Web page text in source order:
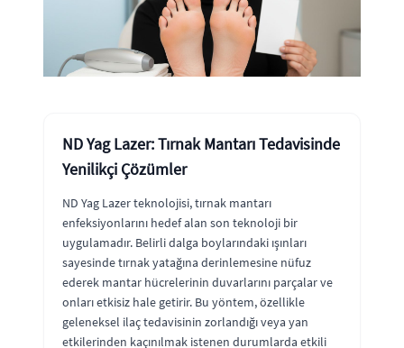
ND Yag Lazer: Tırnak Mantarı Tedavisinde
Yenilikçi Çözümler
ND Yag Lazer teknolojisi, tırnak mantarı
enfeksiyonlarını hedef alan son teknoloji bir
uygulamadır. Belirli dalga boylarındaki ışınları
sayesinde tırnak yatağına derinlemesine nüfuz
ederek mantar hücrelerinin duvarlarını parçalar ve
onları etkisiz hale getirir. Bu yöntem, özellikle
geleneksel ilaç tedavisinin zorlandığı veya yan
etkilerinden kaçınılmak istenen durumlarda etkili